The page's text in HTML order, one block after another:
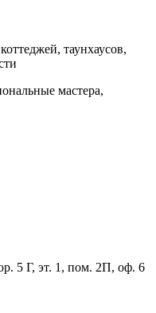
таунхаусов,
мастера,
5 Г, эт. 1, пом. 2П, оф. 6